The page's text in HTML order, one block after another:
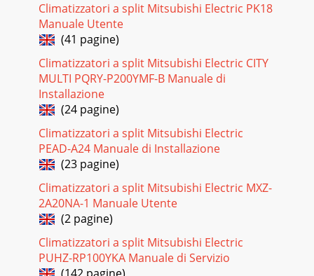
Climatizzatori a split Mitsubishi Electric PK18
Manuale Utente
(41 pagine)
Climatizzatori a split Mitsubishi Electric CITY
MULTI PQRY-P200YMF-B Manuale di
Installazione
(24 pagine)
Climatizzatori a split Mitsubishi Electric
PEAD-A24 Manuale di Installazione
(23 pagine)
Climatizzatori a split Mitsubishi Electric MXZ-
2A20NA-1 Manuale Utente
(2 pagine)
Climatizzatori a split Mitsubishi Electric
PUHZ-RP100YKA Manuale di Servizio